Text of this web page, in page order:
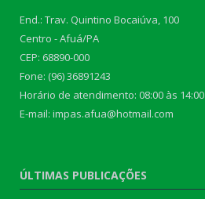
End.: Trav. Quintino Bocaiúva, 100
Centro - Afuá/PA
CEP: 68890-000
Fone: (96) 36891243
Horário de atendimento: 08:00 às 14:00
E-mail: impas.afua@hotmail.com
ÚLTIMAS PUBLICAÇÕES